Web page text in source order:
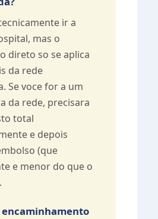
ir a
mas o
direto so se aplica
da rede
Se voce for a um
da rede, precisara
total
e depois
(que
e menor do que o
encaminhamento